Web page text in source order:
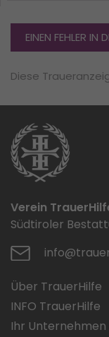
EINEN FEHLER IN
Diese
Verein
Südtiroler
Über TrauerHilfe
INFO TrauerHilfe
Ihr